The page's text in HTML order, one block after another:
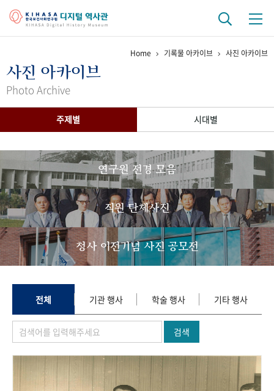
걸어온 길 기관 변천사
간행물 변천사
기록물 아카이브
사진 아카이브 문서 기록물 행정박물 영상 기록물
50+1 주년 기념
성과 50선 숫자로 보는 50년
세계와 함께 한 KIHASA
VR 역사관
Home 기록물 아카이브 사진 아카이브
사진 아카이브
Photo Archive
주제별 시대별
연구원 전경 모음
직원 단체사진
청사 이전기념 사진 공모전
전체 기관 행사 학술 행사 기타 행사
검색